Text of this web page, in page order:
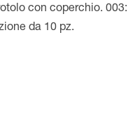
con coperchio. 003:
da 10 pz.